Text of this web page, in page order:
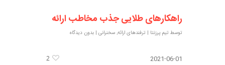
راهکارهای طلایی جذب مخاطب ارائه
توسط تیم پرزنتا | ترفندهای ارائه,سخنرانی |بدون دیدگاه
2021-06-01
2